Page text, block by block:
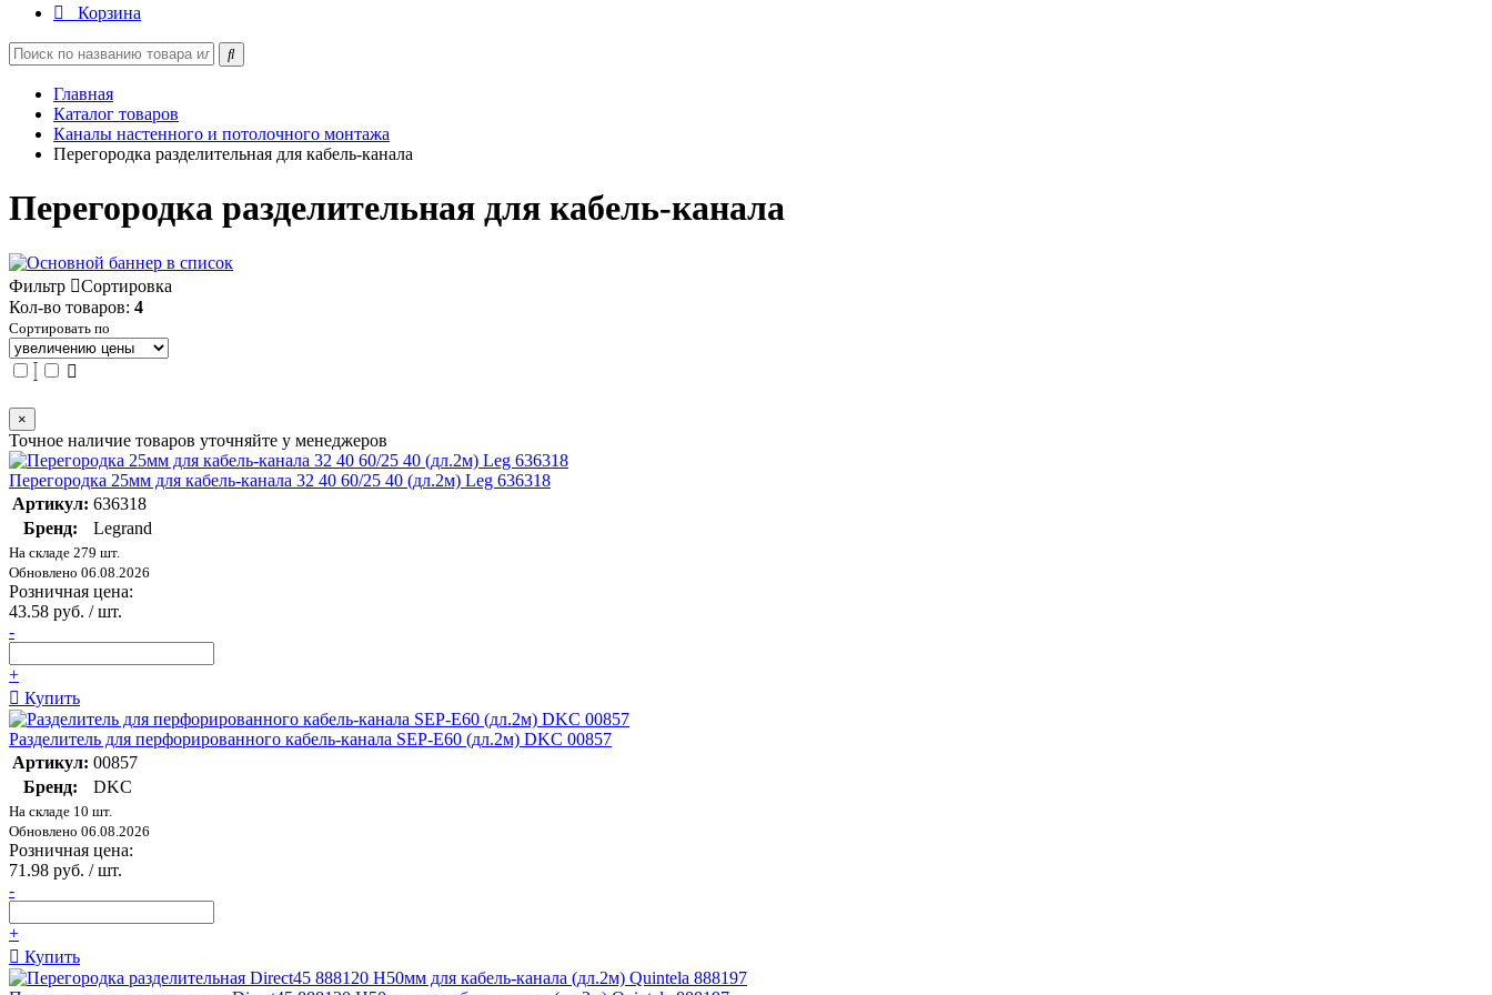
Корзина
Главная
Каталог товаров
Каналы настенного и потолочного монтажа
Перегородка разделительная для кабель-канала
Перегородка разделительная для кабель-канала
Фильтр
Сортировка
Кол-во товаров: 4
Сортировать по
×
Точное наличие товаров уточняйте у менеджеров
Перегородка 25мм для кабель-канала 32 40 60/25 40 (дл.2м) Leg 636318
Артикул: 636318
Бренд:
Legrand
На складе 279 шт.
Обновлено 06.08.2026
Розничная цена:
43.58 руб. / шт.
-
+
Купить
Разделитель для перфорированного кабель-канала SEP-E60 (дл.2м) DKC 00857
Артикул: 00857
Бренд:
DKC
На складе 10 шт.
Обновлено 06.08.2026
Розничная цена:
71.98 руб. / шт.
-
+
Купить